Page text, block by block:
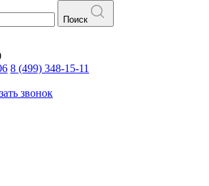
Поиск
8 (499) 348-15-11
звонок